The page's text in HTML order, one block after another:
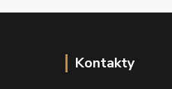
Kontakty